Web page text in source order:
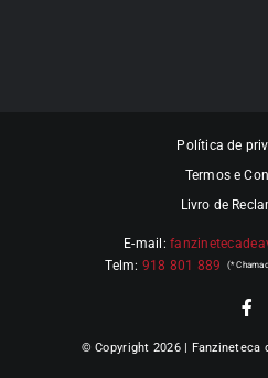
Política de
Termos e
Livro de
E-mail:
Telm: 918 801 889
© Copyright 2026 | Fanzineteca